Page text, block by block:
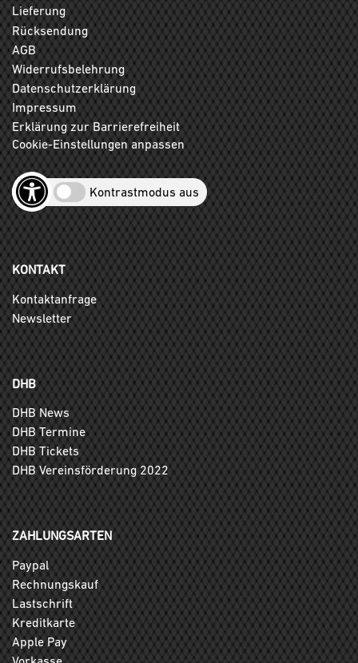
Lieferung
Rücksendung
AGB
Widerrufsbelehrung
Datenschutzerklärung
Impressum
Erklärung zur Barrierefreiheit
Cookie-Einstellungen anpassen
Kontrastmodus aus
KONTAKT
Kontaktanfrage
Newsletter
DHB
DHB News
DHB Termine
DHB Tickets
DHB Vereinsförderung 2022
ZAHLUNGSARTEN
Paypal
Rechnungskauf
Lastschrift
Kreditkarte
Apple Pay